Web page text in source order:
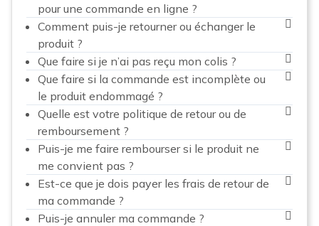
pour une commande en ligne ?
Comment puis-je retourner ou échanger le
produit ?
Que faire si je n’ai pas reçu mon colis ?
Que faire si la commande est incomplète ou
le produit endommagé ?
Quelle est votre politique de retour ou de
remboursement ?
Puis-je me faire rembourser si le produit ne
me convient pas ?
Est-ce que je dois payer les frais de retour de
ma commande ?
Puis-je annuler ma commande ?